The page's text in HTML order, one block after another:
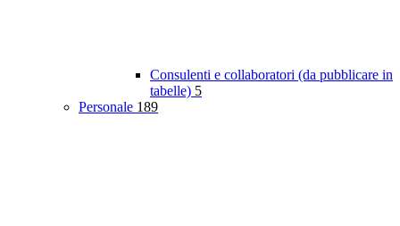
Consulenti e collaboratori (da pubblicare in
tabelle) 5
Personale 189